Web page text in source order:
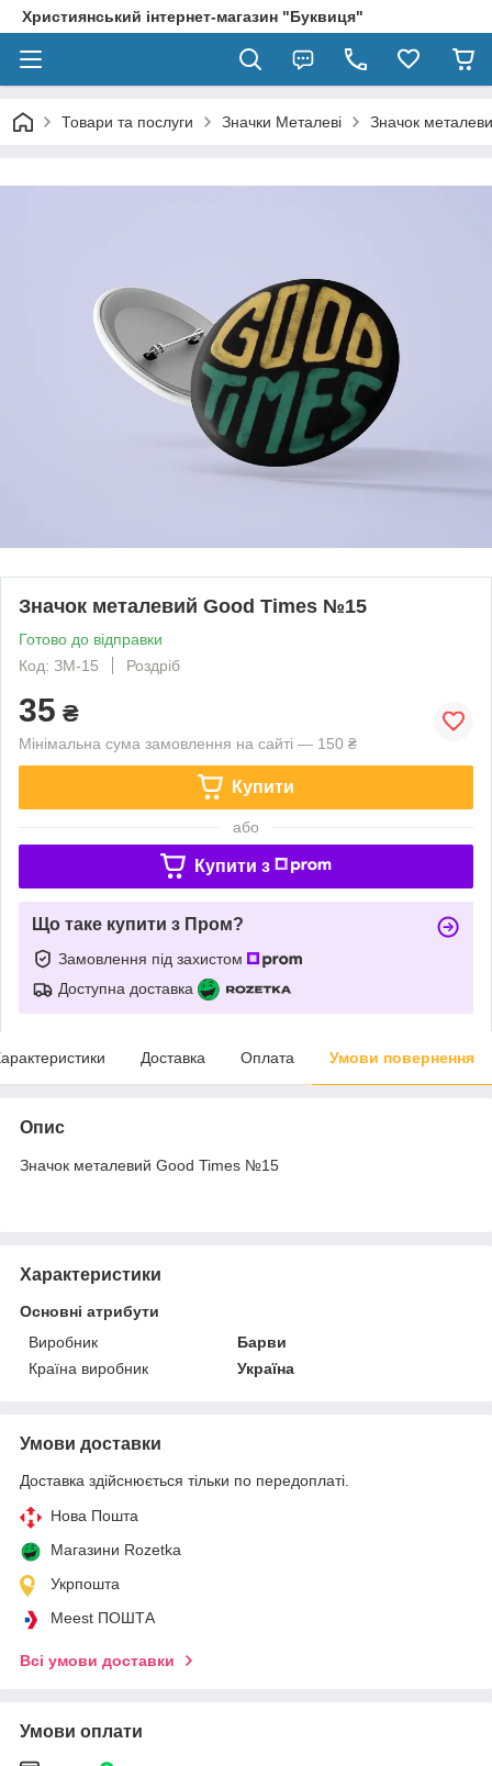
Християнський інтернет-магазин "Буквиця"
Товари та послуги Значки Металеві Значок
Значок металевий Good Times №15
Готово до відправки
Код: ЗМ-15
Роздріб
35 ₴
Мінімальна сума замовлення на сайті — 150 ₴
Купити
або
Купити з
Що таке купити з Пром?
Замовлення під захистом
Доступна доставка
Доставка Оплата Умови повернення
Опис
Значок металевий Good Times №15
Характеристики
Основні атрибути
Виробник
Барви
Країна виробник
Україна
Умови доставки
Доставка здійснюється тільки по передоплаті.
Нова Пошта
Магазини Rozetka
Укрпошта
Meest ПОШТА
Всі умови доставки
Умови оплати